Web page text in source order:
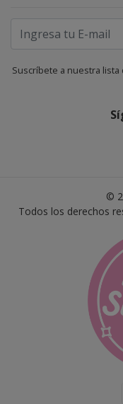
Suscríbete a nuestra
©
Todos los derechos